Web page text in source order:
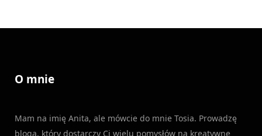
O mnie
Mam na imię Anita, ale mówcie do mnie Tosia. Prowadzę
bloga, który dostarczy Ci wielu pomysłów na kreatywne